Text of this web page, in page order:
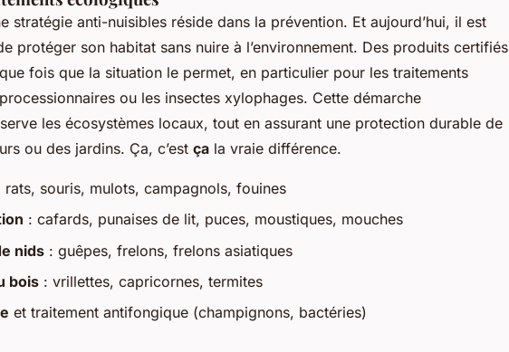
stratégie anti-nuisibles réside dans la prévention. Et aujourd’hui, il est
protéger son habitat sans nuire à l’environnement. Des produits certifiés
fois que la situation le permet, en particulier pour les traitements
ou les insectes xylophages. Cette démarche
les écosystèmes locaux, tout en assurant une protection durable de
ou des jardins. Ça, c’est ça la vraie différence.
rats, souris, mulots, campagnols, fouines
: cafards, punaises de lit, puces, moustiques, mouches
nids : guêpes, frelons, frelons asiatiques
bois : vrillettes, capricornes, termites
et traitement antifongique (champignons, bactéries)